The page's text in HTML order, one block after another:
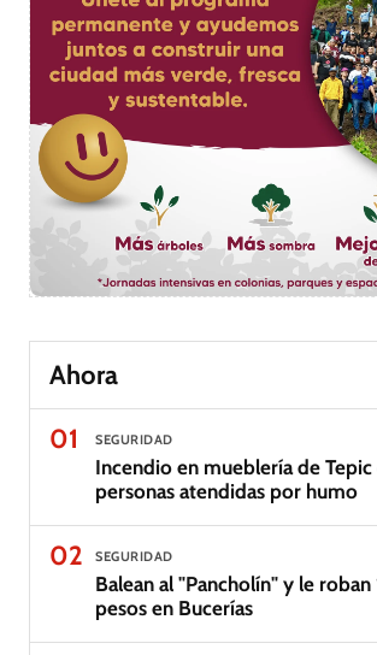
Ahora
01
SEGURIDAD
Incendio en mueblería de
personas atendidas por humo
02 SEGURIDAD
Balean al "Pancholín" y le
pesos en Bucerías